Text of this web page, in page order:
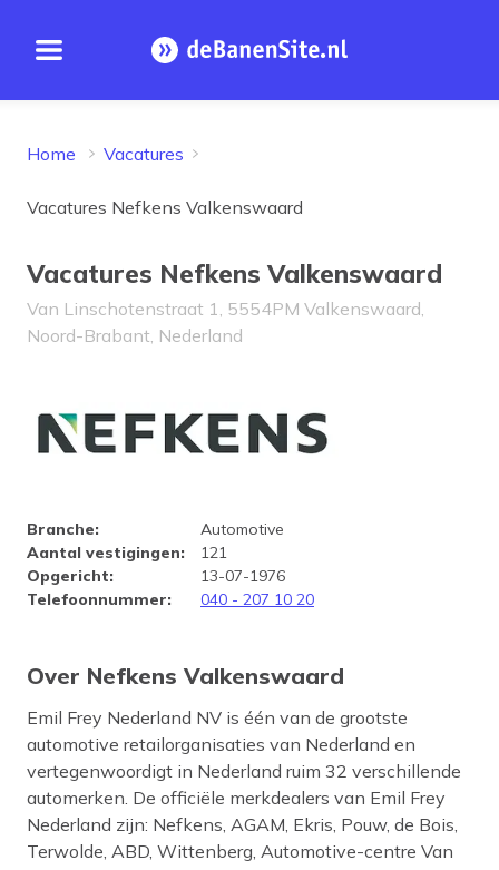
Open menu Homepage
Home Vacatures
Vacatures Nefkens Valkenswaard
Vacatures Nefkens Valkenswaard
Van Linschotenstraat 1, 5554PM Valkenswaard,
Noord-Brabant, Nederland
Bedrijfsprofiel Nefkens
Branche:
Automotive
Aantal vestigingen:
121
Opgericht:
13-07-1976
Telefoonnummer: 040 - 207 10 20
Over Nefkens Valkenswaard
Emil Frey Nederland NV is één van de grootste
automotive retailorganisaties van Nederland en
vertegenwoordigt in Nederland ruim 32 verschillende
automerken. De officiële merkdealers van Emil Frey
Nederland zijn: Nefkens, AGAM, Ekris, Pouw, de Bois,
Terwolde, ABD, Wittenberg, Automotive-centre Van